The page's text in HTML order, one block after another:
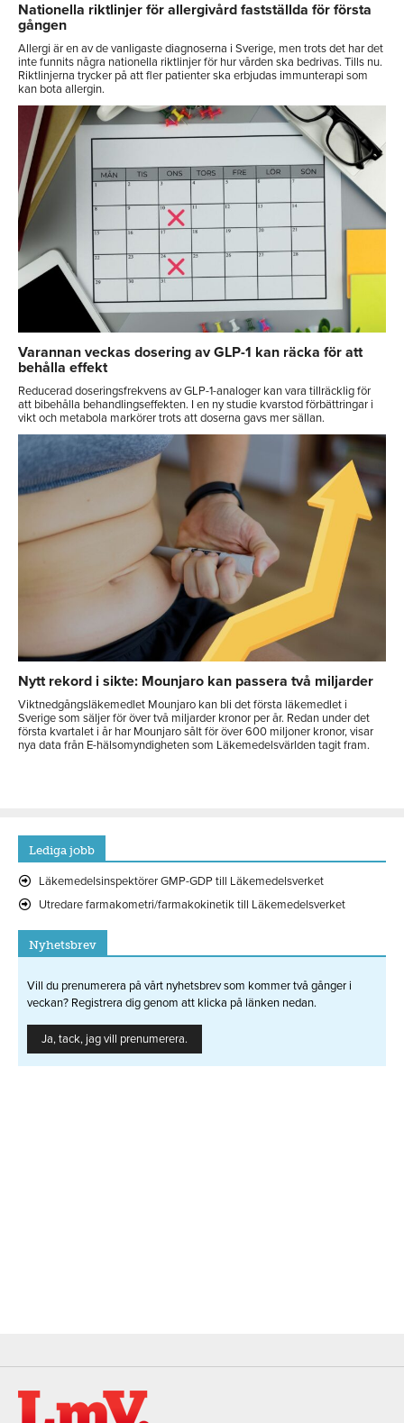
Nationella riktlinjer för allergivård fastställda för första
gången
Allergi är en av de vanligaste diagnoserna i Sverige, men trots det har det
inte funnits några nationella riktlinjer för hur vården ska bedrivas. Tills nu.
Riktlinjerna trycker på att fler patienter ska erbjudas immunterapi som
kan bota allergin.
Varannan veckas dosering av GLP-1 kan räcka för att
behålla effekt
Reducerad doseringsfrekvens av GLP-1-analoger kan vara tillräcklig för
att bibehålla behandlingseffekten. I en ny studie kvarstod förbättringar i
vikt och metabola markörer trots att doserna gavs mer sällan.
Nytt rekord i sikte: Mounjaro kan passera två miljarder
Viktnedgångsläkemedlet Mounjaro kan bli det första läkemedlet i
Sverige som säljer för över två miljarder kronor per år. Redan under det
första kvartalet i år har Mounjaro sålt för över 600 miljoner kronor, visar
nya data från E-hälsomyndigheten som Läkemedelsvärlden tagit fram.
Lediga jobb
Läkemedelsinspektörer GMP-GDP till Läkemedelsverket
Utredare farmakometri/farmakokinetik till Läkemedelsverket
Nyhetsbrev
Vill du prenumerera på vårt nyhetsbrev som kommer två gånger i
veckan? Registrera dig genom att klicka på länken nedan.
Ja, tack, jag vill prenumerera.